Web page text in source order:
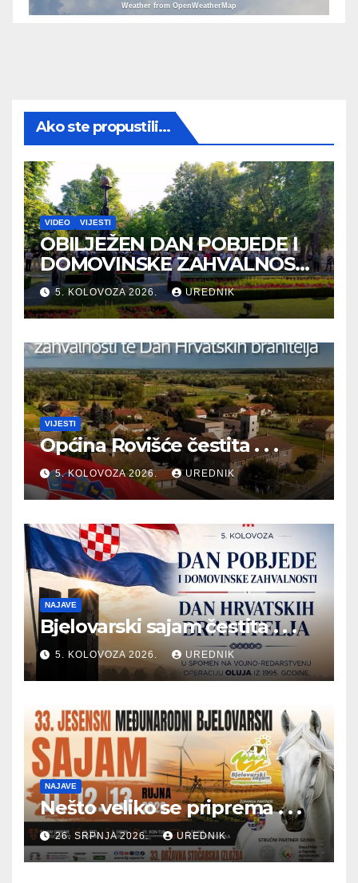
Weather from OpenWeatherMap
Ako ste propustili...
VIDEO VIJESTI
OBILJEŽEN DAN POBJEDE I
DOMOVINSKE ZAHVALNOSTI
TE DAN HRVATSKIH
BRANITELJA
5. KOLOVOZA 2026. UREDNIK
VIJESTI
Općina Rovišće čestita . . .
5. KOLOVOZA 2026. UREDNIK
NAJAVE
Bjelovarski sajam čestita . . .
5. KOLOVOZA 2026. UREDNIK
NAJAVE
Nešto veliko se priprema . . .
26. SRPNJA 2026. UREDNIK